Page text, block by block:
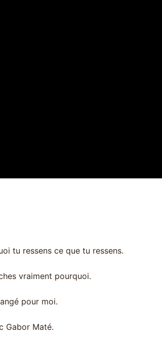
tu ressens ce que tu ressens.
vraiment pourquoi.
pour moi.
Gabor Maté.